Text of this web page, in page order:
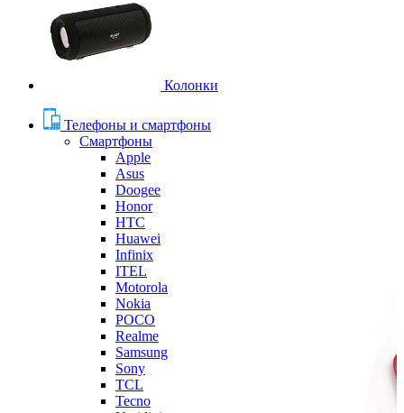
Колонки
Телефоны и смартфоны
Смартфоны
Apple
Asus
Doogee
Honor
HTC
Huawei
Infinix
ITEL
Motorola
Nokia
POCO
Realme
Samsung
Sony
TCL
Tecno